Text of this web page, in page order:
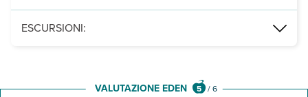
locazione della sistemazione, consumi energetici,
ESCURSIONI:
Il nord ovest in quadVALUTAZIONE EDEN 5 /6